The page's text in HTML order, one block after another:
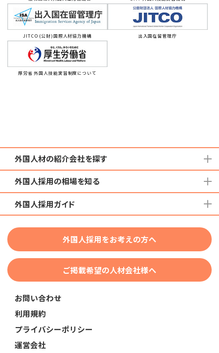
JITCO (公財)国際人材協力機構 出入国在留管理庁
厚労省 外国人技能実習制度について
外国人材の紹介会社を探す
地域から検索する
国籍から検索する
在留資格から検索する
団体種別から探す
業界・職種から検索する
外国人採用の相場を知る
育成就労外国人の受け入れ相場
技人国・高度人材の受け入れ相場
外国人採用ガイド
特定技能
技術・人文知識・国際業務
助成金
教育・研修
外国人採用をお考えの方へ
ご掲載希望の人材会社様へ
お問い合わせ
利用規約
プライバシーポリシー
運営会社